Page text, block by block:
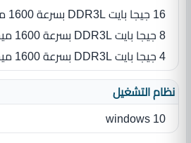
16 جيجا بايت DDR3L بسرعة 1600 ميجا هيرتز
8 جيجا بايت DDR3L بسرعة 1600 ميجا هيرتز
4 جيجا بايت DDR3L بسرعة 1600 ميجا هيرتز
نظام التشغيل
windows 10